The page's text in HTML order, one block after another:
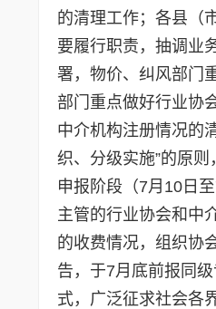
的清理工作；各县
要履行职责，抽调业
署，物价、纠风部门
部门重点做好行业协
中介机构注册情况的
织、分级实施”的原
申报阶段（7月10日
主管的行业协会和中
的收费情况，组织协
告，于7月底前报同
式，广泛征求社会各